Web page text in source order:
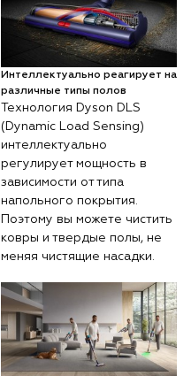
Интеллектуально реагирует на
различные типы полов
Технология Dyson DLS
(Dynamic Load Sensing)
интеллектуально
регулирует мощность в
зависимости от типа
напольного покрытия.
Поэтому вы можете чистить
ковры и твердые полы, не
меняя чистящие насадки.